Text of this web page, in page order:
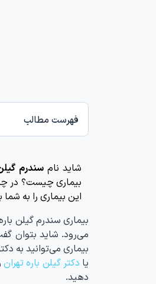
فهرست مطالب
شاید نامسندرم
بیماری چیست؟ در
این بیماری را به
بیماری سندرم گیلن
بیماری می‌توانید به
یا دکتر گیلن باره تهران
دهید.